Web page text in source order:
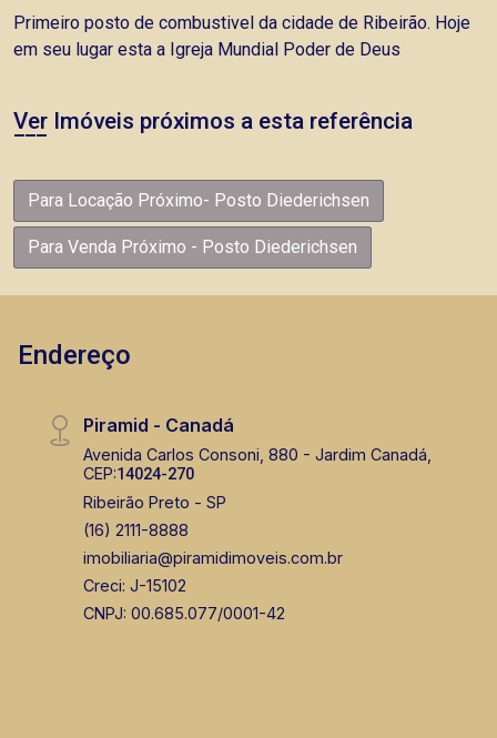
Primeiro posto de combustivel da cidade de Ribeirão. Hoje
em seu lugar esta a Igreja Mundial Poder de Deus
Ver Imóveis próximos a esta referência
Para Locação Próximo- Posto Diederichsen
Para Venda Próximo - Posto Diederichsen
Endereço
Piramid - Canadá
Avenida Carlos Consoni, 880 - Jardim Canadá,
CEP:14024-270
Ribeirão Preto - SP
(16) 2111-8888
imobiliaria@piramidimoveis.com.br
Creci: J-15102
CNPJ: 00.685.077/0001-42